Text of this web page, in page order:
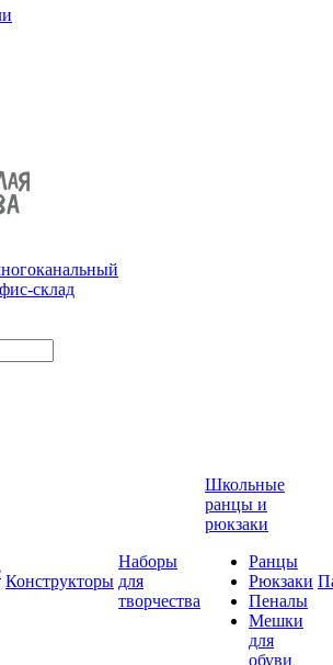
склад
Конструкторы
Наборы
для
творчества
Школьные
ранцы и
рюкзаки
Ранцы
Рюкзаки
Пеналы
Мешки
для
обуви